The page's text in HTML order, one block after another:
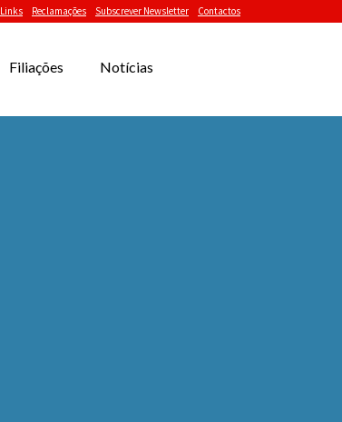
Links Reclamações Subscrever Newsletter Contactos
Filiações Notícias